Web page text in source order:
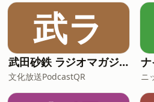
開設できます。（スマ
す）↓※音が出ます。
https://vimeo.com/
ーーーーーーーーーーー
のトピック】・コメ価
100年前にも指摘？AIが
アクティビストに対抗策
議案を可決！闘病記を
武ラ
武田砂鉄 ラジオマガジン 「ラジマガコラム」
文化放送PodcastQR ニ